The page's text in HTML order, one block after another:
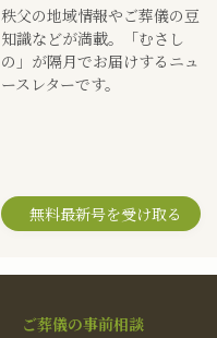
秩父の地域情報やご葬儀の豆
知識などが満載。「むさし
の」が隔月でお届けするニュ
ースレターです。
無料最新号を受け取る
ご葬儀の事前相談